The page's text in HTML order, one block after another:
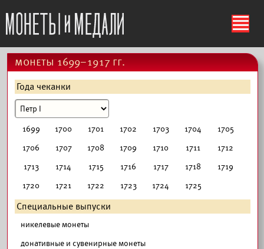
ś
монеты 1699–1917 гг.
Года чеканки
1699 1700 1701 1702 1703 1704
1705
1706
1707 1708 1709 1710 1711
1712
1713
1714 1715 1716 1717 1718
1719
1720
1721 1722 1723 1724 1725
Специальные выпуски
никелевые монеты
донативные и сувенирные монеты